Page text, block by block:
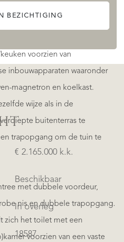
te bereiken die met een
voorzien van
inbouwapparaten waaronder
magnetron en koelkast.
wijze als in de
buitenterras te
trapopgang om de tuin te
met dubbele voordeur,
nis en dubbele trapopgang.
zich het toilet met een
voorzien van een vaste
BEZICHTIGING
€ 2.165.000 k.k.
Beschikbaar
In overleg
18587